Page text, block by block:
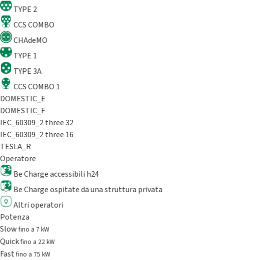
TYPE 2
CCS COMBO
CHAdeMO
TYPE 1
TYPE 3A
CCS COMBO 1
DOMESTIC_E
DOMESTIC_F
IEC_60309_2 three 32
IEC_60309_2 three 16
TESLA_R
Operatore
Be Charge accessibili h24
Be Charge ospitate da una struttura privata
Altri operatori
Potenza
Slowfino a 7 kW
Quickfino a 22 kW
Fastfino a 75 kW